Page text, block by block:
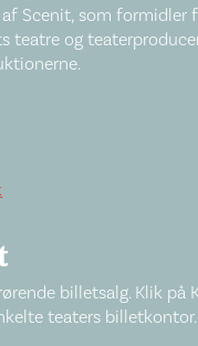
Scenit, som formidler
teatre og
billetsalg. Klik på
teaters billetkontor.